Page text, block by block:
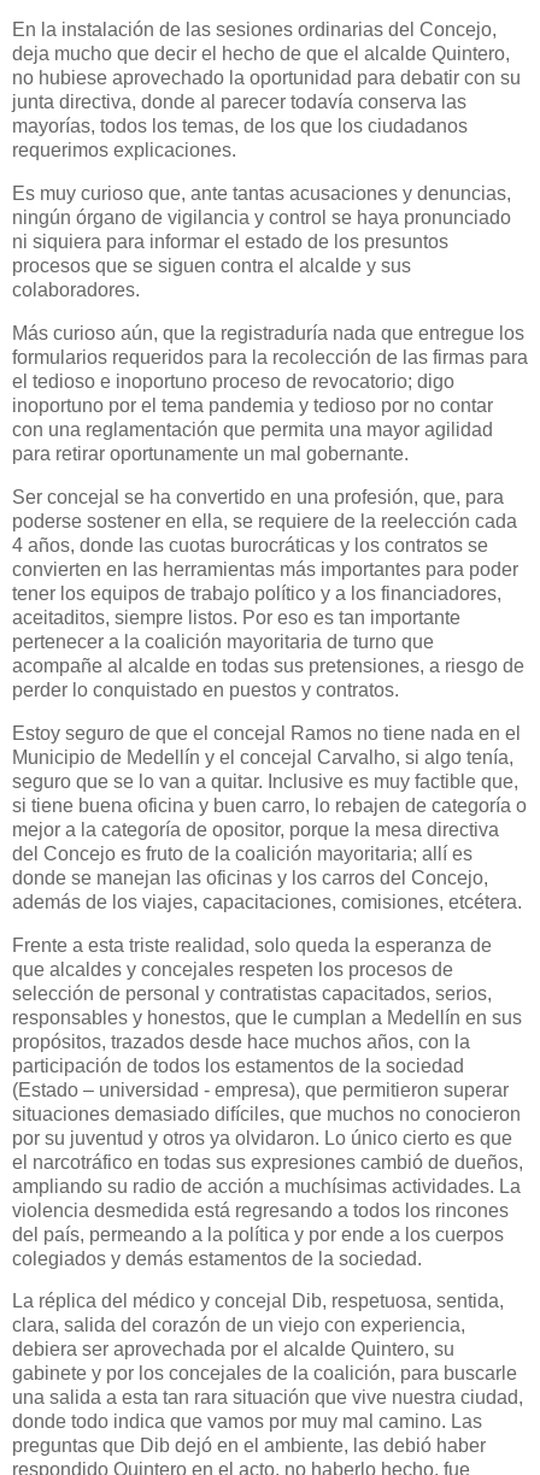
En la instalación de las sesiones ordinarias del Concejo,
deja mucho que decir el hecho de que el alcalde Quintero,
no hubiese aprovechado la oportunidad para debatir con su
junta directiva, donde al parecer todavía conserva las
mayorías, todos los temas, de los que los ciudadanos
requerimos explicaciones.
Es muy curioso que, ante tantas acusaciones y denuncias,
ningún órgano de vigilancia y control se haya pronunciado
ni siquiera para informar el estado de los presuntos
procesos que se siguen contra el alcalde y sus
colaboradores.
Más curioso aún, que la registraduría nada que entregue los
formularios requeridos para la recolección de las firmas para
el tedioso e inoportuno proceso de revocatorio; digo
inoportuno por el tema pandemia y tedioso por no contar
con una reglamentación que permita una mayor agilidad
para retirar oportunamente un mal gobernante.
Ser concejal se ha convertido en una profesión, que, para
poderse sostener en ella, se requiere de la reelección cada
4 años, donde las cuotas burocráticas y los contratos se
convierten en las herramientas más importantes para poder
tener los equipos de trabajo político y a los financiadores,
aceitaditos, siempre listos. Por eso es tan importante
pertenecer a la coalición mayoritaria de turno que
acompañe al alcalde en todas sus pretensiones, a riesgo de
perder lo conquistado en puestos y contratos.
Estoy seguro de que el concejal Ramos no tiene nada en el
Municipio de Medellín y el concejal Carvalho, si algo tenía,
seguro que se lo van a quitar. Inclusive es muy factible que,
si tiene buena oficina y buen carro, lo rebajen de categoría o
mejor a la categoría de opositor, porque la mesa directiva
del Concejo es fruto de la coalición mayoritaria; allí es
donde se manejan las oficinas y los carros del Concejo,
además de los viajes, capacitaciones, comisiones, etcétera.
Frente a esta triste realidad, solo queda la esperanza de
que alcaldes y concejales respeten los procesos de
selección de personal y contratistas capacitados, serios,
responsables y honestos, que le cumplan a Medellín en sus
propósitos, trazados desde hace muchos años, con la
participación de todos los estamentos de la sociedad
(Estado – universidad - empresa), que permitieron superar
situaciones demasiado difíciles, que muchos no conocieron
por su juventud y otros ya olvidaron. Lo único cierto es que
el narcotráfico en todas sus expresiones cambió de dueños,
ampliando su radio de acción a muchísimas actividades. La
violencia desmedida está regresando a todos los rincones
del país, permeando a la política y por ende a los cuerpos
colegiados y demás estamentos de la sociedad.
La réplica del médico y concejal Dib, respetuosa, sentida,
clara, salida del corazón de un viejo con experiencia,
debiera ser aprovechada por el alcalde Quintero, su
gabinete y por los concejales de la coalición, para buscarle
una salida a esta tan rara situación que vive nuestra ciudad,
donde todo indica que vamos por muy mal camino. Las
preguntas que Dib dejó en el ambiente, las debió haber
respondido Quintero en el acto, no haberlo hecho, fue